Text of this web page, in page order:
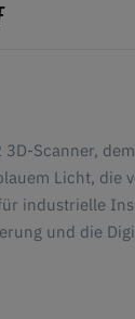
Scanner,
Licht, die
industrielle
und die